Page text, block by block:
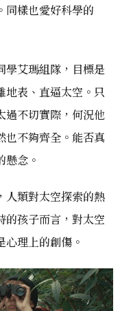
同樣也愛好科學的
學艾瑪組隊，目標是
地表、直逼太空。只
過不切實際，何況他
也不夠齊全。能否真
念。
人類對太空探索的熱
的孩子而言，對太空
理上的創傷。